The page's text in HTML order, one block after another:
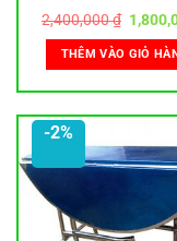
2,400,000₫ Giá
gốc
là:
THÊM VÀO GIỎ
-2%